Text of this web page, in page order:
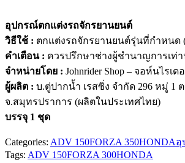
อุปกรณ์ตกแต่งรถจักรยานยนต์
วิธีใช้ : ตกแต่งรถจักรยานยนต์รุ่นที่กำหนด
คำเตือน : ควรปรึกษาช่างผู้ชำนาญการเท่
จำหน่ายโดย : Johnrider Shop – จอห์นไรเด
ผู้ผลิต : บ.ตู่ปากน้ำ เรสซิ่ง จำกัด 296 หมู่ 1
จ.สมุทรปราการ (ผลิตในประเทศไทย)
บรรจุ 1 ชุด
Categories: ADV 150FORZA 350HONDAอุ
Tags: ADV 150FORZA 300HONDA